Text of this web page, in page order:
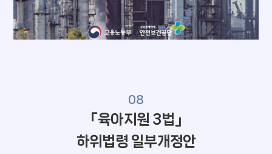
08
「육아지원 3법」
하위법령 일부개정안